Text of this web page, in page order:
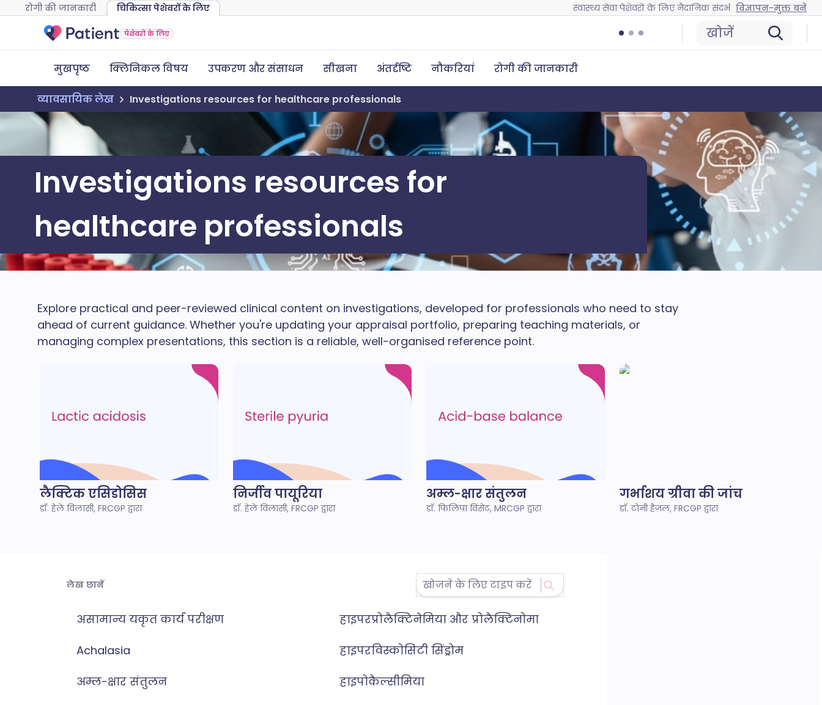
रोगी की जानकारी चिकित्सा पेशेवरों के लिए स्वास्थ्य सेवा पेशेवरों के लिए नैदानिक संदर्भ विज्ञापन-मुक्त बनें
पेशेवरों के लिए खोजें
मुखपृष्ठ क्लिनिकल विषय उपकरण और संसाधन सीखना अंतर्दृष्टि नौकरियां रोगी की जानकारी
व्यावसायिक लेख Investigations resources for healthcare professionals
Investigations resources for
healthcare professionals
Explore practical and peer-reviewed clinical content on investigations, developed for professionals who need to stay
ahead of current guidance. Whether you're updating your appraisal portfolio, preparing teaching materials, or
managing complex presentations, this section is a reliable, well-organised reference point.
लैक्टिक एसिडोसिस
डॉ. हेले विलासी, FRCGP द्वारा
निर्जीव पायूरिया
डॉ. हेले विलासी, FRCGP द्वारा
अम्ल-क्षार संतुलन
डॉ. फिलिपा विंसेंट, MRCGP द्वारा
गर्भाशय ग्रीवा की जांच
डॉ. टोनी हैज़ल, FRCGP द्वारा
लेख छानें
असामान्य यकृत कार्य परीक्षण
Achalasia
अम्ल-क्षार संतुलन
हाइपरप्रोलैक्टिनेमिया और प्रोलैक्टिनोमा
हाइपरविस्कोसिटी सिंड्रोम
हाइपोकैल्सीमिया